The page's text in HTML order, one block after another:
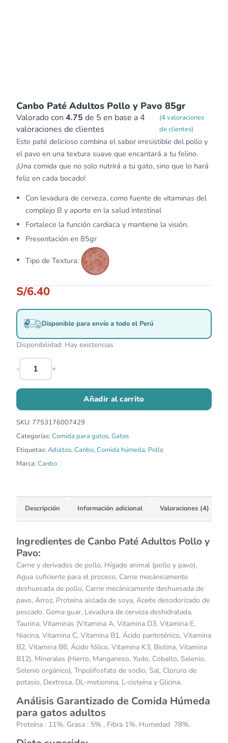
Canbo Paté Adultos Pollo y Pavo 85gr
Valorado con 4.75 de 5 en base a 4
valoraciones de clientes
(4valoraciones
de clientes)
Este paté delicioso combina el sabor irresistible del pollo y
el pavo en una textura suave que encantará a tu felino.
¡Una comida que no solo nutrirá a tu gato, sino que lo hará
feliz en cada bocado!
Con levadura de cerveza, como fuente de vitaminas del
complejo B y aporte en la salud intestinal
Fortalece la función cardiaca y mantiene la visión.
Presentación en 85gr
Tipo de Textura:
S/6.40
Disponible para envío a todo el Perú
Disponibilidad: Hay existencias
- +
Añadir al carrito
SKU: 7753176007429
Categorías: Comida para gatos,Gatos
Etiquetas: Adultos,Canbo,Comida húmeda, Pollo
Marca: Canbo
Descripción Información adicional Valoraciones (4)
Ingredientes de Canbo Paté Adultos Pollo y
Pavo:
Carne y derivados de pollo, Hígado animal (pollo y pavo),
Agua suficiente para el proceso, Carne mecánicamente
deshuesada de pollo, Carne mecánicamente deshuesada de
pavo, Arroz, Proteína aislada de soya, Aceite desodorizado de
pescado, Goma guar, Levadura de cerveza deshidratada,
Taurina, Vitaminas (Vitamina A, Vitamina D3, Vitamina E,
Niacina, Vitamina C, Vitamina B1, Ácido pantoténico, Vitamina
B2, Vitamina B6, Ácido fólico, Vitamina K3, Biotina, Vitamina
B12), Minerales (Hierro, Manganeso, Yodo, Cobalto, Selenio,
Selenio orgánico), Tripolifosfato de sodio, Sal, Cloruro de
potasio, Dextrosa, DL-metionina, L-cisteína y Glicina.
Análisis Garantizado de Comida Húmeda
para gatos adultos
Proteína : 11%, Grasa : 5% , Fibra 1%, Humedad 78%.